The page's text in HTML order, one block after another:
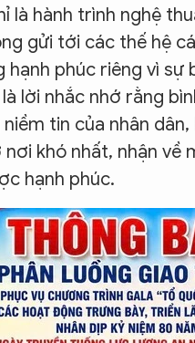
là hành trình nghệ
gửi tới các thế hệ
phúc riêng vì sự
lời nhắc nhớ rằng
tin của nhân
khó nhất, nhận về
hạnh phúc.